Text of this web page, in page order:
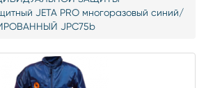
JETA PRO многоразовый синий/
JРС75b